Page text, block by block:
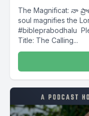
The Magnificat: నా
soul magnifies the
#bibleprabodhalu Please listen, subscribe, and share!
Title: The Calling...